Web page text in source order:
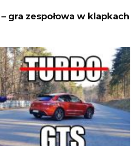
gra zespołowa w klapkach